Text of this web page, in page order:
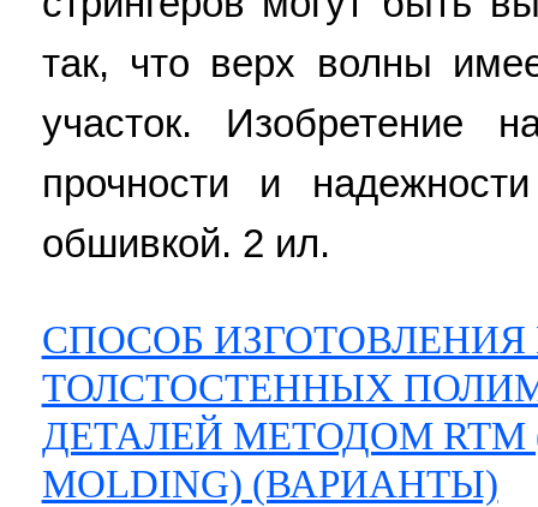
так, что верх волны
участок. Изобретение
прочности и
обшивкой. 2 ил.
СПОСОБ
ТОЛСТОСТЕННЫХ
ДЕТАЛЕЙ МЕТОДОМ RTM
MOLDING) (ВАРИАНТЫ)